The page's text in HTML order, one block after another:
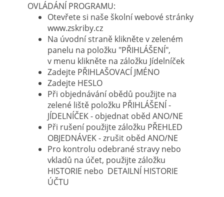
OVLÁDÁNÍ PROGRAMU:
Otevřete si naše školní webové stránky
www.zskriby.cz
Na úvodní straně klikněte v zeleném
panelu na položku "PŘIHLÁŠENÍ",
v menu klikněte na záložku Jídelníček
Zadejte PŘIHLAŠOVACÍ JMÉNO
Zadejte HESLO
Při objednávání obědů použijte na
zelené liště položku PŘIHLÁŠENÍ -
JÍDELNÍČEK - objednat oběd ANO/NE
Při rušení použijte záložku PŘEHLED
OBJEDNÁVEK - zrušit oběd ANO/NE
Pro kontrolu odebrané stravy nebo
vkladů na účet, použijte záložku
HISTORIE nebo DETAILNÍ HISTORIE
ÚČTU